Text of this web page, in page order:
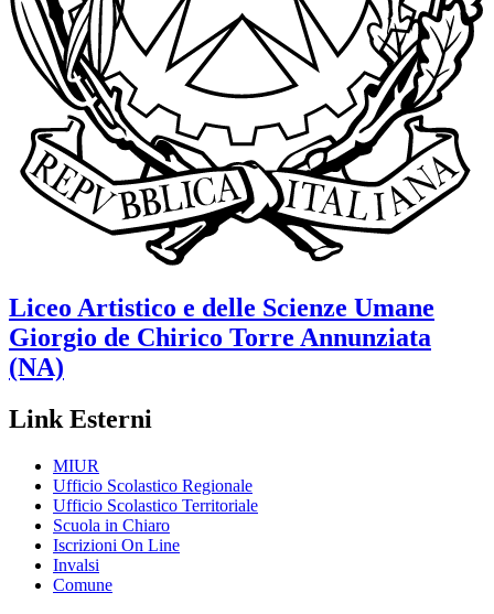
Liceo Artistico e delle Scienze Umane
Giorgio de Chirico Torre Annunziata
(NA)
Link Esterni
MIUR
Ufficio Scolastico Regionale
Ufficio Scolastico Territoriale
Scuola in Chiaro
Iscrizioni On Line
Invalsi
Comune